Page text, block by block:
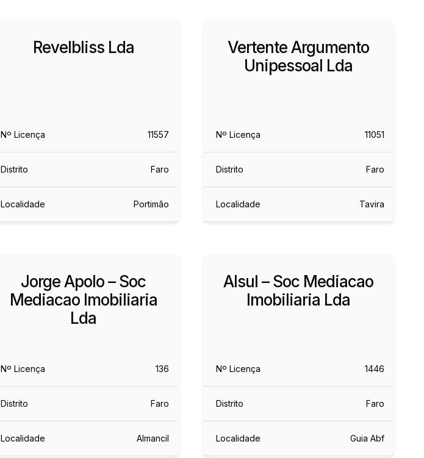
Revelbliss Lda
Nº Licença 11557
Distrito Faro
Localidade Portimão
Vertente Argumento
Unipessoal Lda
Nº Licença 11051
Distrito Faro
Localidade Tavira
Jorge Apolo – Soc
Mediacao Imobiliaria
Lda
Nº Licença 136
Distrito Faro
Localidade Almancil
Alsul – Soc Mediacao
Imobiliaria Lda
Nº Licença 1446
Distrito Faro
Localidade Guia Abf